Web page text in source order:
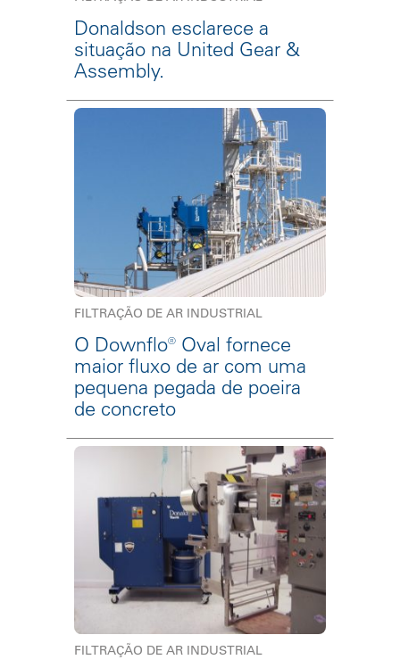
Donaldson esclarece a
situação na United Gear &
Assembly.
FILTRAÇÃO DE AR INDUSTRIAL
O Downflo® Oval fornece
maior fluxo de ar com uma
pequena pegada de poeira
de concreto
FILTRAÇÃO DE AR INDUSTRIAL